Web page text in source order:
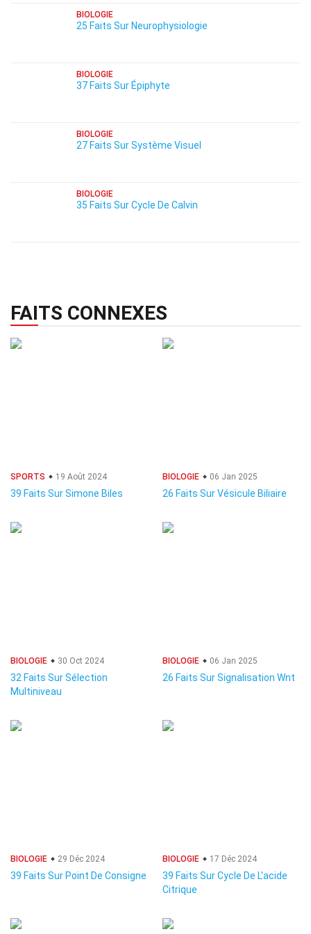
BIOLOGIE
25 Faits Sur Neurophysiologie
BIOLOGIE
37 Faits Sur Épiphyte
BIOLOGIE
27 Faits Sur Système Visuel
BIOLOGIE
35 Faits Sur Cycle De Calvin
FAITS CONNEXES
SPORTS 19 Août 2024
39 Faits Sur Simone Biles
BIOLOGIE 06 Jan 2025
26 Faits Sur Vésicule Biliaire
BIOLOGIE 30 Oct 2024
32 Faits Sur Sélection
Multiniveau
BIOLOGIE 06 Jan 2025
26 Faits Sur Signalisation Wnt
BIOLOGIE 29 Déc 2024
39 Faits Sur Point De Consigne
BIOLOGIE 17 Déc 2024
39 Faits Sur Cycle De L'acide
Citrique